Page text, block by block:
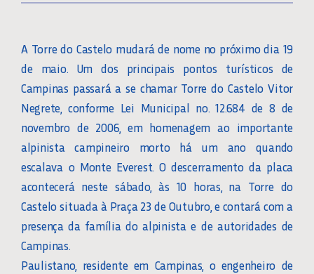
A Torre do Castelo mudará de nome no próximo dia 19
de maio. Um dos principais pontos turísticos de
Campinas passará a se chamar Torre do Castelo Vitor
Negrete, conforme Lei Municipal no. 12.684 de 8 de
novembro de 2006, em homenagem ao importante
alpinista campineiro morto há um ano quando
escalava o Monte Everest. O descerramento da placa
acontecerá neste sábado, às 10 horas, na Torre do
Castelo situada à Praça 23 de Outubro, e contará com a
presença da família do alpinista e de autoridades de
Campinas.
Paulistano, residente em Campinas, o engenheiro de